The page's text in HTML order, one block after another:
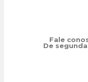
Fale
De